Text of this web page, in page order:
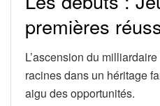
premières
L’ascension du
racines dans un héritage
aigu des opportunités.